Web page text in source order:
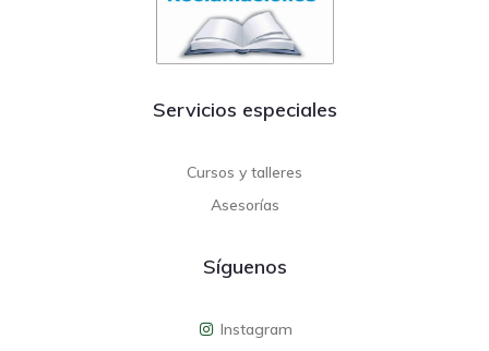
Servicios especiales
Cursos y talleres
Asesorías
Síguenos
Instagram